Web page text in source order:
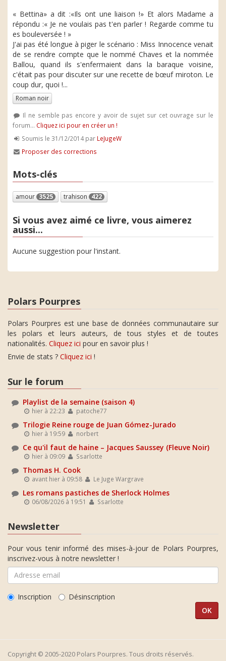
« Bettina» a dit :«Ils ont une liaison !» Et alors Madame a
répondu :« Je ne voulais pas t'en parler ! Regarde comme tu
es bouleversée ! »
J'ai pas été longue à piger le scénario : Miss Innocence venait
de se rendre compte que le nommé Chaves et la nommée
Ballou, quand ils s'enfermaient dans la baraque voisine,
c'était pas pour discuter sur une recette de bœuf miroton. Le
coup dur, quoi !...
Roman noir
Il ne semble pas encore y avoir de sujet sur cet ouvrage sur le
forum... Cliquez ici pour en créer un !
Soumis le 31/12/2014 par LeJugeW
Proposer des corrections
Mots-clés
amour 3525 trahison 422
Si vous avez aimé ce livre, vous aimerez
aussi...
Aucune suggestion pour l'instant.
Polars Pourpres
Polars Pourpres est une base de données communautaire sur
les polars et leurs auteurs, de tous styles et de toutes
nationalités. Cliquez ici pour en savoir plus !
Envie de stats ? Cliquez ici !
Sur le forum
Playlist de la semaine (saison 4)
hier à 22:23 patoche77
Trilogie Reine rouge de Juan Gómez-Jurado
hier à 19:59 norbert
Ce qu'il faut de haine – Jacques Saussey (Fleuve Noir)
hier à 09:09 Ssarlotte
Thomas H. Cook
avant hier à 09:58 Le Juge Wargrave
Les romans pastiches de Sherlock Holmes
06/08/2026 à 19:51 Ssarlotte
Newsletter
Pour vous tenir informé des mises-à-jour de Polars Pourpres,
inscrivez-vous à notre newsletter !
Inscription Désinscription
Copyright © 2005-2020 Polars Pourpres. Tous droits réservés.